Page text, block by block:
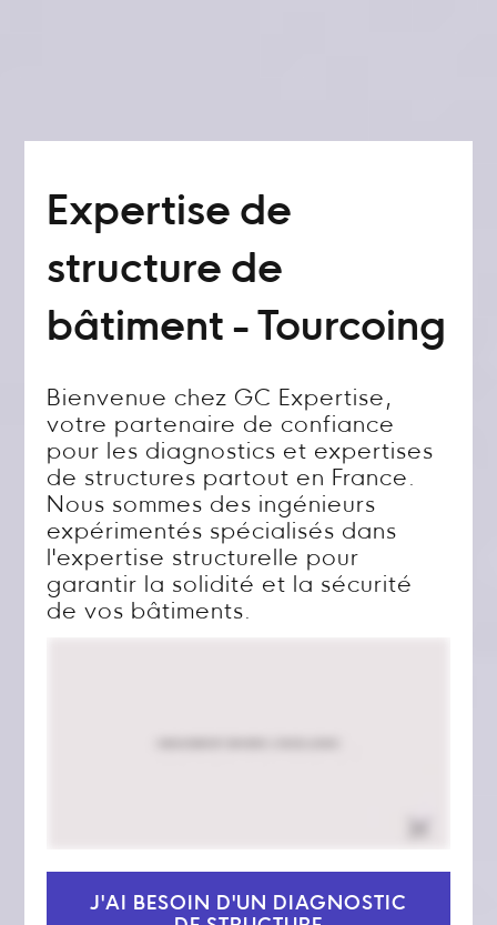
Expertise de
structure de
bâtiment - Tourcoing
Bienvenue chez GC Expertise,
votre partenaire de confiance
pour les diagnostics et expertises
de structures partout en France.
Nous sommes des ingénieurs
expérimentés spécialisés dans
l'expertise structurelle pour
garantir la solidité et la sécurité
de vos bâtiments.
J'AI BESOIN D'UN DIAGNOSTIC